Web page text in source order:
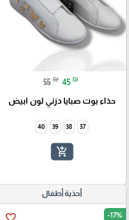
55 ₪ 45 ₪
حذاء بوت صبايا دزني لون ابيض
37
38
39
40
add_shopping_cart
أحذية أطفال
favorite_border -17%